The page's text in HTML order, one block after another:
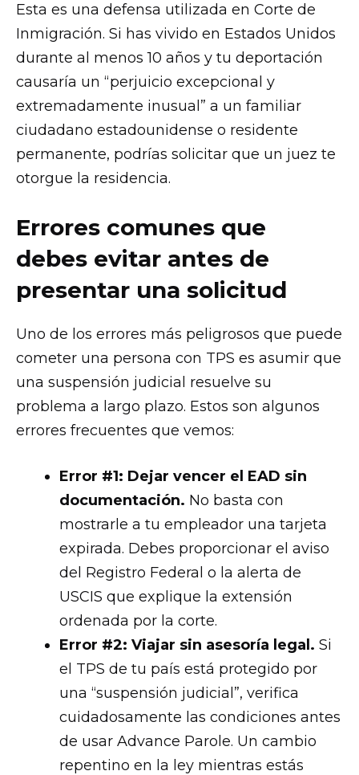
Esta es una defensa utilizada en Corte de
Inmigración. Si has vivido en Estados Unidos
durante al menos 10 años y tu deportación
causaría un “perjuicio excepcional y
extremadamente inusual” a un familiar
ciudadano estadounidense o residente
permanente, podrías solicitar que un juez te
otorgue la residencia.
Errores comunes que
debes evitar antes de
presentar una solicitud
Uno de los errores más peligrosos que puede
cometer una persona con TPS es asumir que
una suspensión judicial resuelve su
problema a largo plazo. Estos son algunos
errores frecuentes que vemos:
Error #1: Dejar vencer el EAD sin
documentación. No basta con
mostrarle a tu empleador una tarjeta
expirada. Debes proporcionar el aviso
del Registro Federal o la alerta de
USCIS que explique la extensión
ordenada por la corte.
Error #2: Viajar sin asesoría legal. Si
el TPS de tu país está protegido por
una “suspensión judicial”, verifica
cuidadosamente las condiciones antes
de usar Advance Parole. Un cambio
repentino en la ley mientras estás